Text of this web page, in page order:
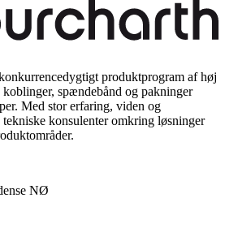
produktprogram af høj
spændebånd og pakninger
Med stor erfaring, viden og
konsulenter omkring løsninger
NØ